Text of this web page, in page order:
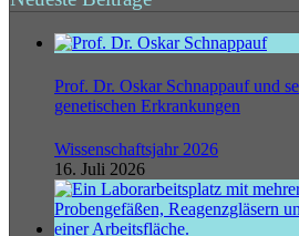
Prof. Dr. Oskar Schnappauf und
genetischen Erkrankungen
Wissenschaftsjahr 2026
16. Juli 2026